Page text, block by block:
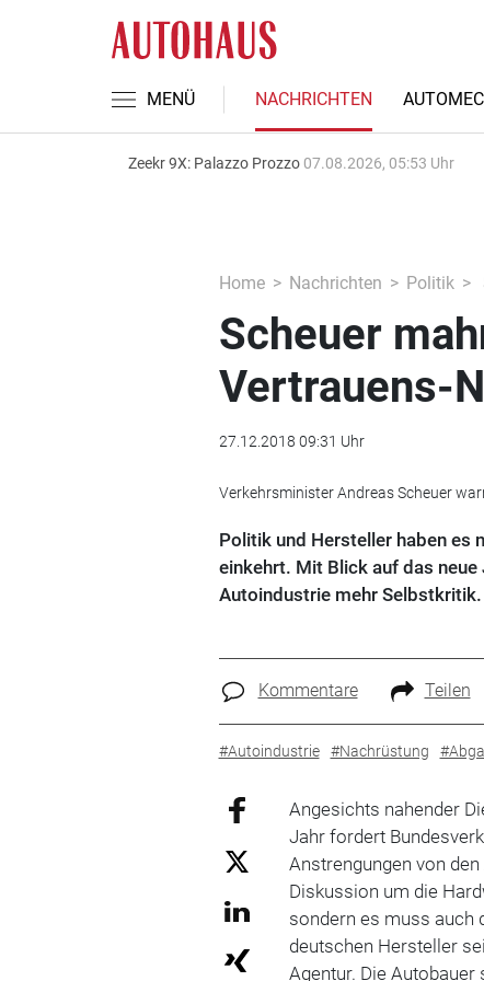
MENÜ NACHRICHTEN
Zeekr 9X: Palazzo Prozzo 07.08.2026, 05:53 Uhr
Home Nachrichten Politik
Scheuer
Vertrauens-
27.12.2018 09:31 Uhr
Verkehrsminister Andreas Scheuer
Politik und Hersteller haben es
einkehrt. Mit Blick auf das
Autoindustrie mehr Selbstkritik.
Kommentare Teilen
#Autoindustrie #Nachrüstung
Angesichts nahender
Jahr fordert
Anstrengungen von
Diskussion um die
sondern es muss auch
deutschen Hersteller
Agentur. Die